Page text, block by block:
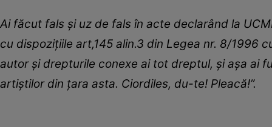
Ai făcut fals și uz de fals în acte declarând la
cu dispozițiile art,145 alin.3 din Legea nr. 8/1996
autor și drepturile conexe ai tot dreptul, și așa ai
artiștilor din țara asta. Ciordiles, du-te! Pleacă!”.